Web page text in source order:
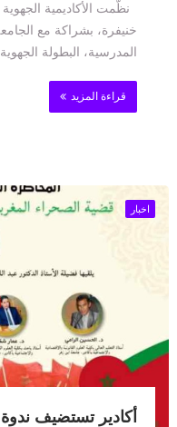
نظّمت الأكاديمية
خنيفرة، بشراكة مع
المدرسية، البطولة
قراءة المزيد
اخبار
أكادير تستضيف ندوة